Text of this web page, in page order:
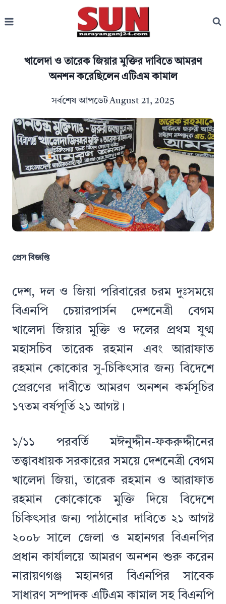
to
খালেদা ও তারেক জিয়ার মুক্তির দাবিতে আমরণ
অনশন করেছিলেন এটিএম কামাল
সর্বশেষ আপডেটAugust 21, 2025
প্রেস বিজ্ঞপ্তি
দেশ, দল ও জিয়া পরিবারের চরম দুঃসময়ে
বিএনপি চেয়ারপার্সন দেশনেত্রী বেগম
খালেদা জিয়ার মুক্তি ও দলের প্রথম যুগ্ম
মহাসচিব তারেক রহমান এবং আরাফাত
রহমান কোকোর সু-চিকিৎসার জন্য বিদেশে
প্রেরণের দাবীতে আমরণ অনশন কর্মসূচির
১৭তম বর্ষপূর্তি ২১ আগষ্ট।
১/১১ পরবর্তি মঈনুদ্দীন-ফকরুদ্দীনের
তত্ত্বাবধায়ক সরকারের সময়ে দেশনেত্রী বেগম
খালেদা জিয়া, তারেক রহমান ও আরাফাত
রহমান কোকোকে মুক্তি দিয়ে বিদেশে
চিকিৎসার জন্য পাঠানোর দাবিতে ২১ আগষ্ট
২০০৮ সালে জেলা ও মহানগর বিএনপির
প্রধান কার্যালয়ে আমরণ অনশন শুরু করেন
নারায়ণগঞ্জ মহানগর বিএনপির সাবেক
সাধারণ সম্পাদক এটিএম কামাল সহ বিএনপি